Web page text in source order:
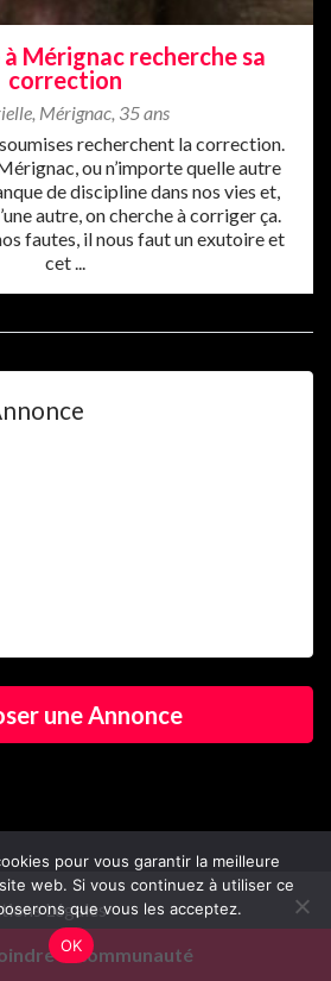
à Mérignac recherche sa
correction
, Mérignac, 35 ans
recherchent la correction.
ou n’importe quelle autre
de discipline dans nos vies et,
autre, on cherche à corriger ça.
fautes, il nous faut un exutoire et
cet ...
une Annonce
Légales
la communauté
pour vous garantir la meilleure
web. Si vous continuez à utiliser ce
que vous les acceptez.
OK